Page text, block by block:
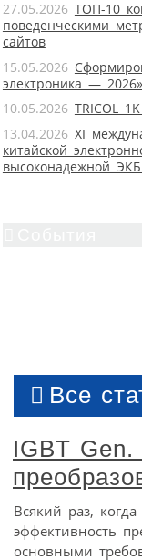
27.05.2026 ТОП-10
поведенческими
сайтов
15.05.2026
электроника — 2026»
10.05.2026 TRICOL
13.04.2026 XI
китайской
высоконадежной
Все
IGBT Gen.
Всякий раз,
эффективность
основными